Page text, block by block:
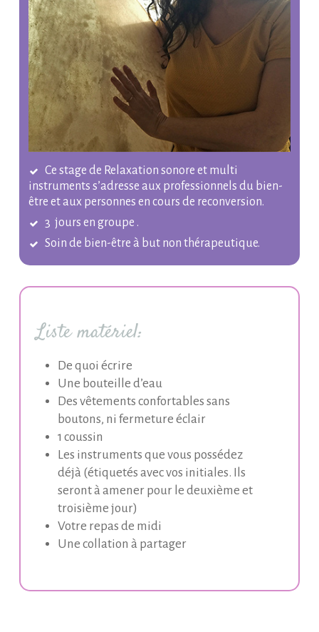
Ce stage de Relaxation sonore et multi
instruments s’adresse aux professionnels du bien-
être et aux personnes en cours de reconversion.
3 jours en groupe .
Soin de bien-être à but non thérapeutique.
Liste matériel:
De quoi écrire
Une bouteille d’eau
Des vêtements confortables sans
boutons, ni fermeture éclair
1 coussin
Les instruments que vous possédez
déjà (étiquetés avec vos initiales. Ils
seront à amener pour le deuxième et
troisième jour)
Votre repas de midi
Une collation à partager